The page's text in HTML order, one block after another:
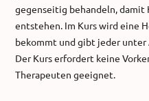
gegenseitig behandeln, damit
entstehen. Im Kurs wird eine
bekommt und gibt jeder unter
Der Kurs erfordert keine
Therapeuten geeignet.